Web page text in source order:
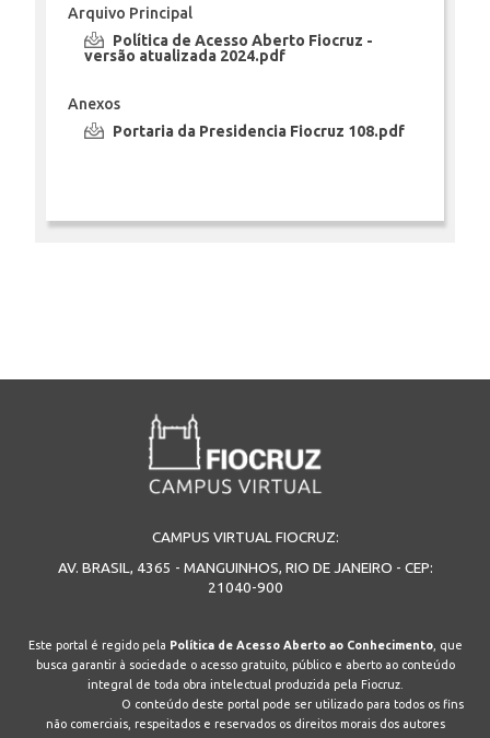
Arquivo Principal
Política de Acesso Aberto Fiocruz -
versão atualizada 2024.pdf
Anexos
Portaria da Presidencia Fiocruz 108.pdf
CAMPUS VIRTUAL FIOCRUZ:
AV. BRASIL, 4365 - MANGUINHOS, RIO DE JANEIRO - CEP:
21040-900
Este portal é regido pela Política de Acesso Aberto ao Conhecimento, que
busca garantir à sociedade o acesso gratuito, público e aberto ao conteúdo
integral de toda obra intelectual produzida pela Fiocruz.
O conteúdo deste portal pode ser utilizado para todos os fins
não comerciais, respeitados e reservados os direitos morais dos autores